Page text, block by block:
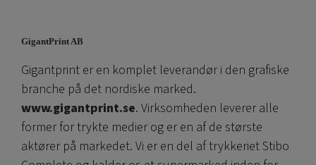
GigantPrint AB
Gigantprint er en komplet leverandør i den grafiske
branche på det nordiske marked.
www.gigantprint.se. Virksomheden leverer alle
former for trykte medier og er en af ​​de største
aktører på markedet. Vi er en del af trykkeriet Stibo